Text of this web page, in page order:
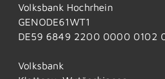
Volksbank Hochrhein
GENODE61WT1
DE59 6849 2200 0000 0102
Volksbank